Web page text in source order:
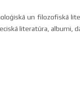
un filozofiskā
literatūra, albumi,